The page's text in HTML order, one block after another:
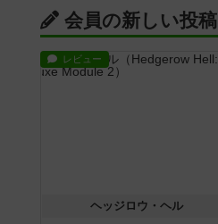
会員の新しい投稿
レビュー
ヘッジロウ・ヘル